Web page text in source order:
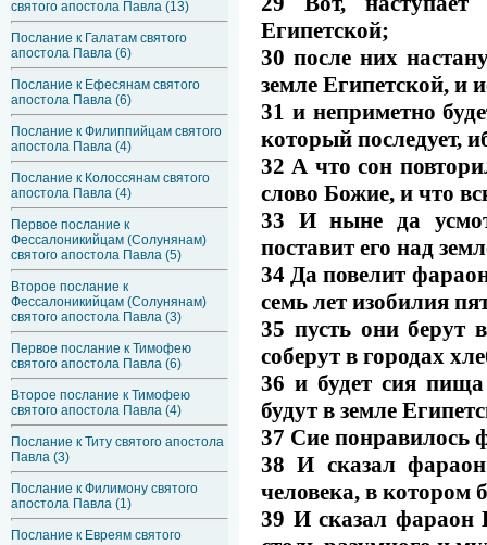
святого апостола Павла (13)
Послание к Галатам святого
апостола Павла (6)
Послание к Ефесянам святого
апостола Павла (6)
Послание к Филиппийцам святого
апостола Павла (4)
Послание к Колоссянам святого
апостола Павла (4)
Первое послание к
Фессалоникийцам (Солунянам)
святого апостола Павла (5)
Второе послание к
Фессалоникийцам (Солунянам)
святого апостола Павла (3)
Первое послание к Тимофею
святого апостола Павла (6)
Второе послание к Тимофею
святого апостола Павла (4)
Послание к Титу святого апостола
Павла (3)
Послание к Филимону святого
апостола Павла (1)
Послание к Евреям святого
Египетской;
30 после них
земле Египетской, и
31 и неприметно
который последует,
32 А что сон
слово Божие, и что
33 И ныне да
поставит его над
34 Да повелит
семь лет изобилия
35 пусть они берут
соберут в городах
36 и будет сия
будут в земле
37 Сие понравилось
38 И сказал
человека, в
39 И сказал фараон